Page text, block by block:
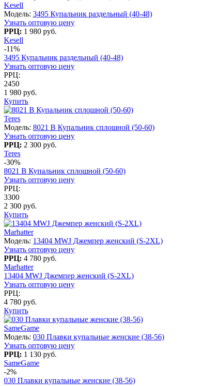
Kesell
Модель: 3495 Купальник раздельный (40-48)
Узнать оптовую цену
РРЦ: 1 980 руб.
Kesell
-11%
3495 Купальник раздельный (40-48)
Узнать оптовую цену
РРЦ:
2450
1 980 руб.
Купить
Teres
Модель: 8021 B Купальник сплошной (50-60)
Узнать оптовую цену
РРЦ: 2 300 руб.
Teres
-30%
8021 B Купальник сплошной (50-60)
Узнать оптовую цену
РРЦ:
3300
2 300 руб.
Купить
Marhatter
Модель: 13404 MWJ Джемпер женский (S-2XL)
Узнать оптовую цену
РРЦ: 4 780 руб.
Marhatter
13404 MWJ Джемпер женский (S-2XL)
Узнать оптовую цену
РРЦ:
4 780 руб.
Купить
SameGame
Модель: 030 Плавки купальные женские (38-56)
Узнать оптовую цену
РРЦ: 1 130 руб.
SameGame
-2%
030 Плавки купальные женские (38-56)